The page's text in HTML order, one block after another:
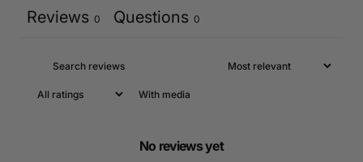
Reviews 0 Questions 0
With media
No reviews yet